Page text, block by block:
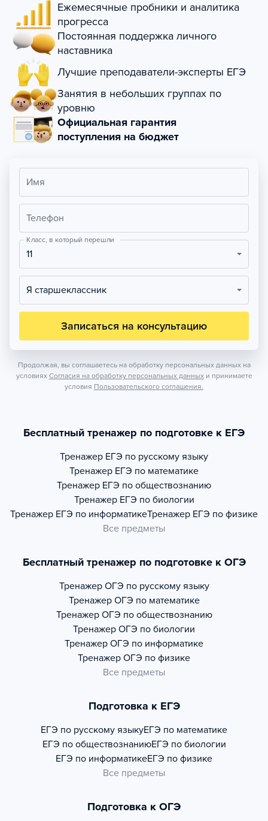
Ежемесячные пробники и аналитика
прогресса
Постоянная поддержка личного
наставника
Лучшие преподаватели-эксперты ЕГЭ
Занятия в небольших группах по
уровню
Официальная гарантия
поступления на бюджет
Имя
Телефон
Класс, в который перешли
11
Я старшеклассник
Записаться на консультацию
Продолжая, вы соглашаетесь на обработку персональных данных на
условиях Согласия на обработку персональных данных и принимаете
условия Пользовательского соглашения.
Бесплатный тренажер по подготовке к ЕГЭ
Тренажер ЕГЭ по русскому языку
Тренажер ЕГЭ по математике
Тренажер ЕГЭ по обществознанию
Тренажер ЕГЭ по биологии
Тренажер ЕГЭ по информатикеТренажер ЕГЭ по физике
Все предметы
Бесплатный тренажер по подготовке к ОГЭ
Тренажер ОГЭ по русскому языку
Тренажер ОГЭ по математике
Тренажер ОГЭ по обществознанию
Тренажер ОГЭ по биологии
Тренажер ОГЭ по информатике
Тренажер ОГЭ по физике
Все предметы
Подготовка к ЕГЭ
ЕГЭ по русскому языкуЕГЭ по математике
ЕГЭ по обществознаниюЕГЭ по биологии
ЕГЭ по информатикеЕГЭ по физике
Все предметы
Подготовка к ОГЭ